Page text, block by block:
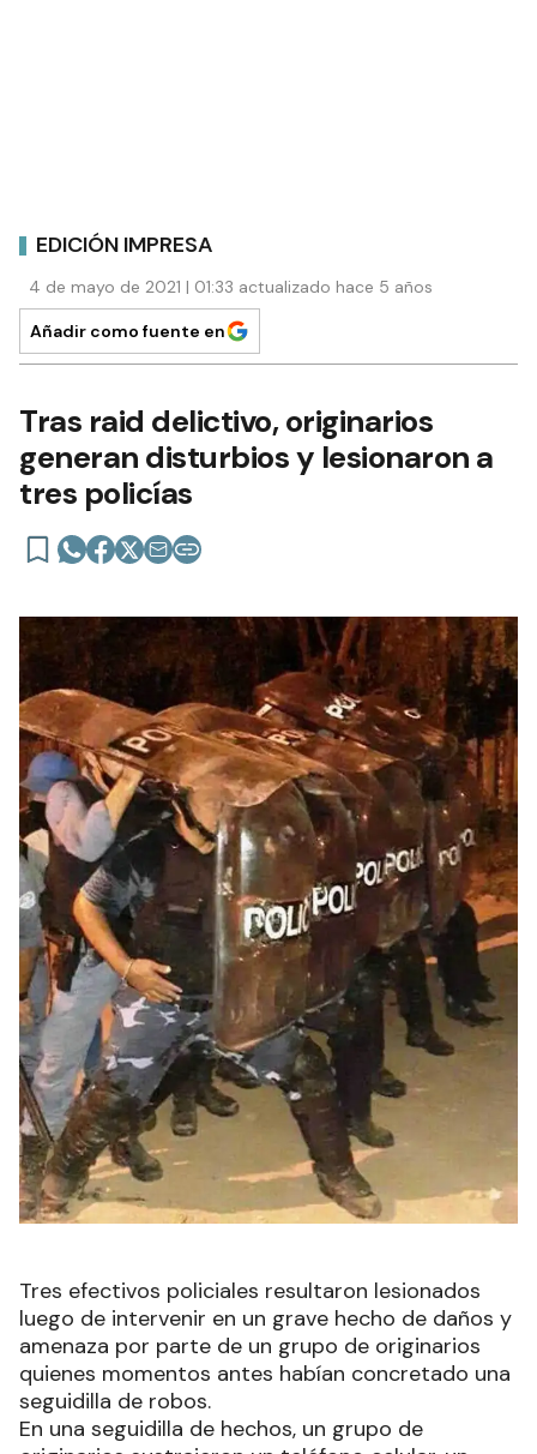
EDICIÓN IMPRESA
4 de mayo de 2021 | 01:33 actualizado hace 5 años
Añadir como fuente en
Tras raid delictivo, originarios
generan disturbios y lesionaron a
tres policías
Tres efectivos policiales resultaron lesionados
luego de intervenir en un grave hecho de daños y
amenaza por parte de un grupo de originarios
quienes momentos antes habían concretado una
seguidilla de robos.
En una seguidilla de hechos, un grupo de